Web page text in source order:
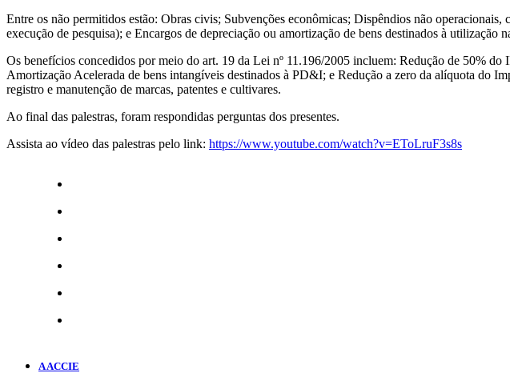
Entre os não permitidos estão: Obras civis; Subvenções econômicas; Dispêndios não
execução de pesquisa); e Encargos de depreciação ou amortização de bens destinados à utilização
Os benefícios concedidos por meio do art. 19 da Lei nº 11.196/2005 incluem: Redução de 50%
Amortização Acelerada de bens intangíveis destinados à PD&I; e Redução a zero da alíquota do
registro e manutenção de marcas, patentes e cultivares.
Ao final das palestras, foram respondidas perguntas dos presentes.
Assista ao vídeo das palestras pelo link: https://www.youtube.com/watch?v=EToLruF3s8s
A ACCIE